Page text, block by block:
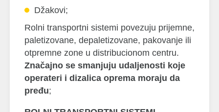
Džakovi;
Rolni transportni sistemi povezuju prijemne,
paletizovane, depaletizovane, pakovanje ili
otpremne zone u distribucionom centru.
Značajno se smanjuju udaljenosti koje
operateri i dizalica oprema moraju da
pređu;